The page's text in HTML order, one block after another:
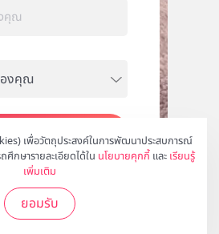
เพื่อวัตถุประสงค์ในการพัฒนาประสบการณ์
กษารายละเอียดได้ใน นโยบายคุกกี้ และ เรียนรู้
เพิ่มเติม
ยอมรับ
สมัคร
ติดตามเราได้ที่